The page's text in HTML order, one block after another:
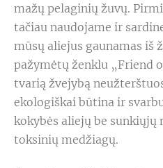
mažų pelaginių žuvų.
tačiau naudojame ir
mūsų aliejus gaunamas iš
pažymėtų ženklu „Friend
tvarią žvejybą
ekologiškai būtina ir
kokybės aliejų be sunkiųjų
toksinių medžiagų.